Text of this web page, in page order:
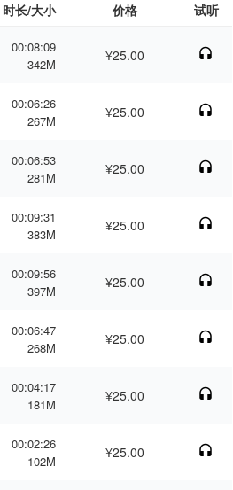
时长/大小 价格 试听
00:08:09
342M
¥25.00
00:06:26
267M
¥25.00
00:06:53
281M
¥25.00
00:09:31
383M
¥25.00
00:09:56
397M
¥25.00
00:06:47
268M
¥25.00
00:04:17
181M
¥25.00
00:02:26
102M
¥25.00